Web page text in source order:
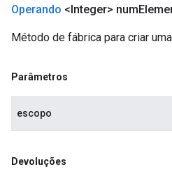
Operando <Integer> num
Método de fábrica para criar
Parâmetros
escopo
Devoluções